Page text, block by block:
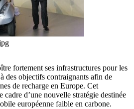
fortement ses infrastructures pour les
des objectifs contraignants afin de
de recharge en Europe. Cet
cadre d’une nouvelle stratégie destinée
européenne faible en carbone.